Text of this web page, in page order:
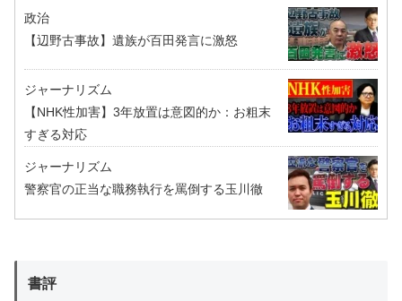
政治
【辺野古事故】遺族が百田発言に激怒
ジャーナリズム
【NHK性加害】3年放置は意図的か：お粗末
すぎる対応
ジャーナリズム
警察官の正当な職務執行を罵倒する玉川徹
書評